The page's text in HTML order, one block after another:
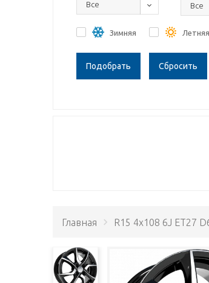
Все Все
Зимняя Летняя
Сбросить
Главная R15 4x108 6J ET27